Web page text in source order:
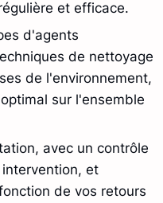
et efficace.
d'agents
de nettoyage
de l'environnement,
sur l'ensemble
avec un contrôle
et
de vos retours